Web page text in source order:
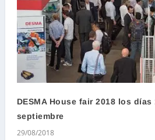
DESMA House fair 2018 los días
septiembre
29/08/2018